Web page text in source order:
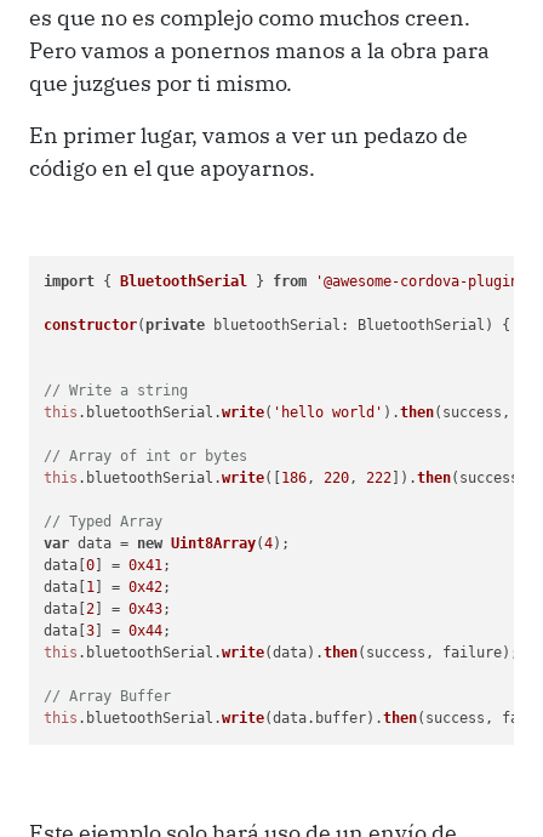
es que no es complejo como muchos creen.
Pero vamos a ponernos manos a la obra para
que juzgues por ti mismo.
En primer lugar, vamos a ver un pedazo de
código en el que apoyarnos.
import { BluetoothSerial } from '@awesome-cordova-
constructor( private bluetoothSerial: BluetoothSerial ) { }
// Write a string
this . bluetoothSerial .write( 'hello world' ).then(success,
// Array of int or bytes
this . bluetoothSerial .write([ 186, 220, 222 ]).then
// Typed Array
var data = new Uint8Array(4);
data[0 ] = 0x41;
data[ 1 ] = 0x42;
data[2 ] = 0x43;
data[3 ] = 0x44
this . bluetoothSerial .write(data).then(success, failure);
// Array Buffer
this . bluetoothSerial .write(data. buffer).then(success,